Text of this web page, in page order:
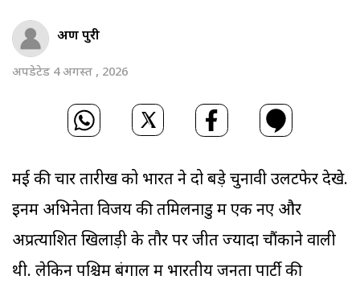
अरुण पुरी
अपडेटेड 4 अगस्त , 2026
मई की चार तारीख को भारत ने दो बड़े चुनावी उलटफेर देखे.
इनमें अभिनेता विजय की तमिलनाडु में एक नए और
अप्रत्याशित खिलाड़ी के तौर पर जीत ज्यादा चौंकाने वाली
थी. लेकिन पश्चिम बंगाल में भारतीय जनता पार्टी की